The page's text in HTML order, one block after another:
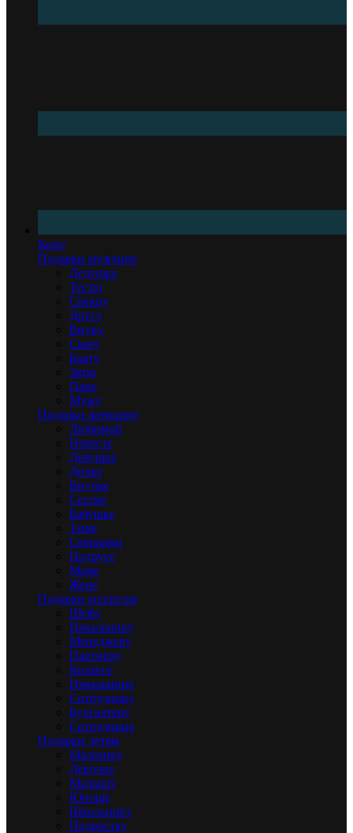
Кому
Подарки мужчине
Дедушке
Тестю
Свекру
Другу
Внуку
Сыну
Брату
Зятю
Папе
Мужу
Подарки женщине
Любимой
Невесте
Девушке
Дочке
Внучке
Сестре
Бабушке
Теще
Свекрови
Подруге
Маме
Жене
Подарки коллегам
Шефу
Начальнику
Менеджеру
Партнеру
Коллеге
Начальнице
Сотруднику
Бухгалтеру
Сотруднице
Подарки детям
Мальчику
Девочке
Малышу
Юноше
Школьнику
Подростку